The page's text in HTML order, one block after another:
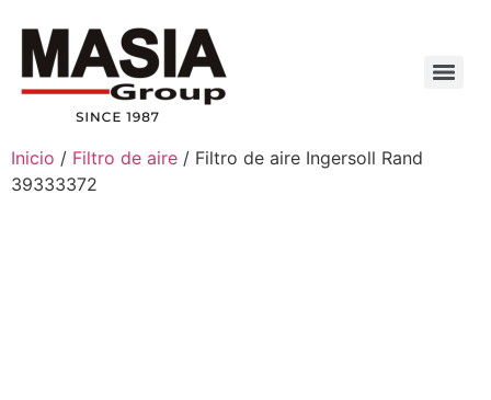
Inicio / Filtro de aire / Filtro de aire Ingersoll Rand
39333372